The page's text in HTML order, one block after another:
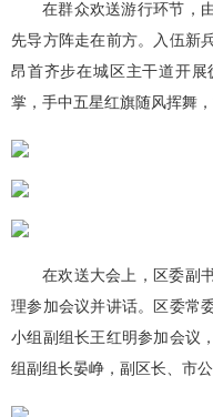
在群众欢送游行环节，
先导方阵走在前方。入伍新
昂首齐步在城区主干道开
掌，手中五星红旗随风挥舞
在欢送大会上，区委副
理参加会议并讲话。区委常
小组副组长王红明参加会议
组副组长晏峥，副区长、市